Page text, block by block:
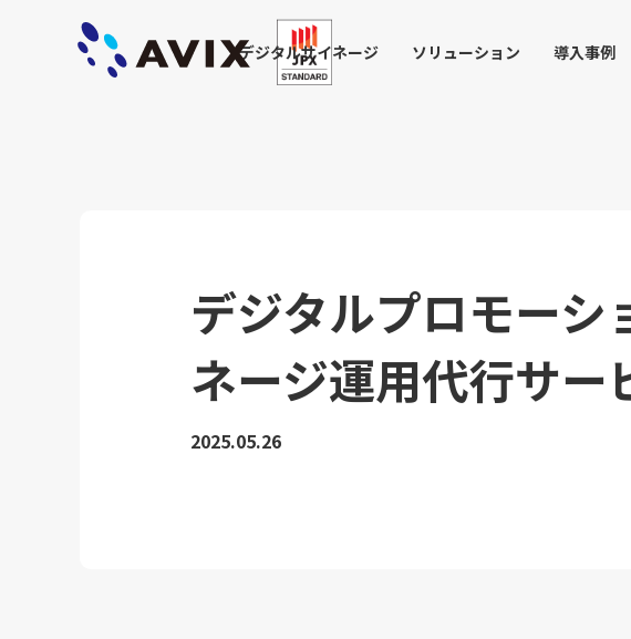
デジタルサイネージ ソリューション 導入事例
デジタルプロモーシ
ネージ運用代行サー
2025.05.26